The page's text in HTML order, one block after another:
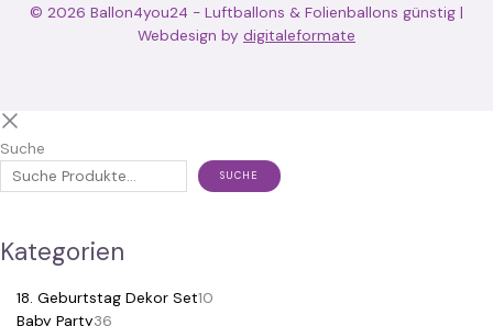
© 2026 Ballon4you24 - Luftballons & Folienballons günstig |
Webdesign by digitaleformate
Suche
SUCHE
Kategorien
18. Geburtstag Dekor Set10
Baby Party36